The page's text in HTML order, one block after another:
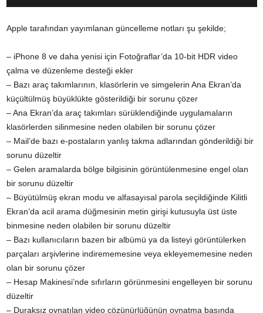
Apple tarafından yayımlanan güncelleme notları şu şekilde;
– iPhone 8 ve daha yenisi için Fotoğraflar’da 10-bit HDR video
çalma ve düzenleme desteği ekler
– Bazı araç takımlarının, klasörlerin ve simgelerin Ana Ekran’da
küçültülmüş büyüklükte gösterildiği bir sorunu çözer
– Ana Ekran’da araç takımları sürüklendiğinde uygulamaların
klasörlerden silinmesine neden olabilen bir sorunu çözer
– Mail’de bazı e-postaların yanlış takma adlarından gönderildiği bir
sorunu düzeltir
– Gelen aramalarda bölge bilgisinin görüntülenmesine engel olan
bir sorunu düzeltir
– Büyütülmüş ekran modu ve alfasayısal parola seçildiğinde Kilitli
Ekran’da acil arama düğmesinin metin girişi kutusuyla üst üste
binmesine neden olabilen bir sorunu düzeltir
– Bazı kullanıcıların bazen bir albümü ya da listeyi görüntülerken
parçaları arşivlerine indirememesine veya ekleyememesine neden
olan bir sorunu çözer
– Hesap Makinesi’nde sıfırların görünmesini engelleyen bir sorunu
düzeltir
– Duraksız oynatılan video çözünürlüğünün oynatma başında